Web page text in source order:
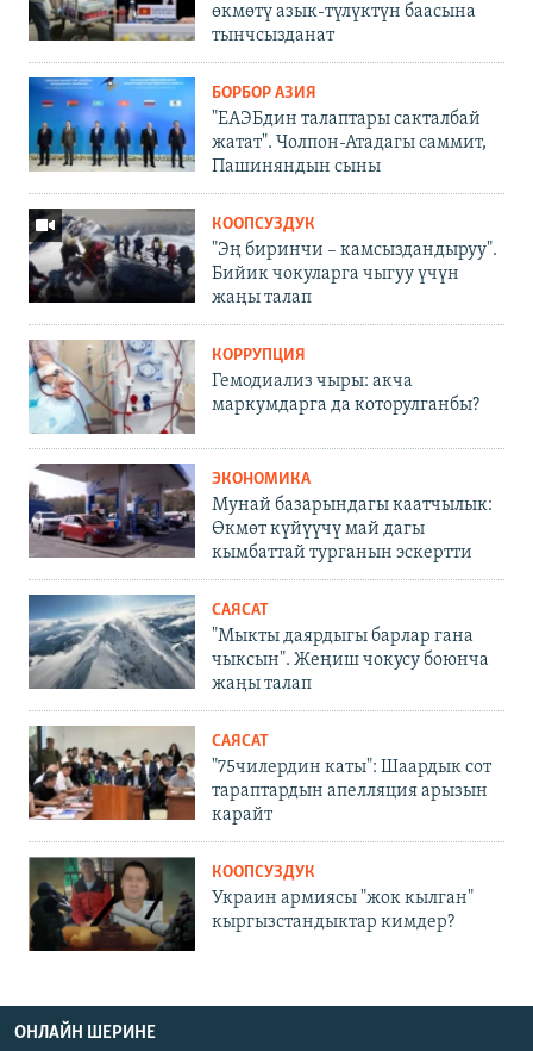
өкмөтү азык-түлүктүн баасына
тынчсызданат
БОРБОР АЗИЯ
"ЕАЭБдин талаптары сакталбай
жатат". Чолпон-Атадагы саммит,
Пашиняндын сыны
КООПСУЗДУК
"Эң биринчи – камсыздандыруу".
Бийик чокуларга чыгуу үчүн
жаңы талап
КОРРУПЦИЯ
Гемодиализ чыры: акча
маркумдарга да которулганбы?
ЭКОНОМИКА
Мунай базарындагы каатчылык:
Өкмөт күйүүчү май дагы
кымбаттай турганын эскертти
САЯСАТ
"Мыкты даярдыгы барлар гана
чыксын". Жеңиш чокусу боюнча
жаңы талап
САЯСАТ
"75чилердин каты": Шаардык сот
тараптардын апелляция арызын
карайт
КООПСУЗДУК
Украин армиясы "жок кылган"
кыргызстандыктар кимдер?
ОНЛАЙН ШЕРИНЕ